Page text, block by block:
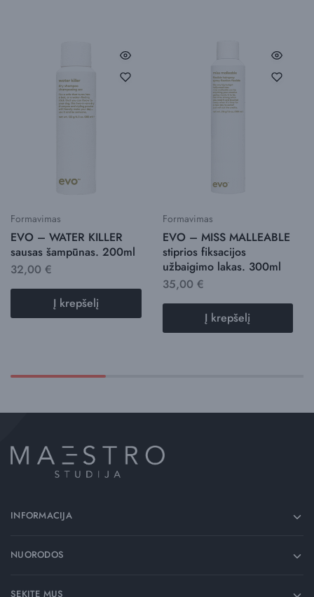
Formavimas
EVO – WATER KILLER
sausas šampūnas. 200ml
32,00 €
Į krepšelį
Formavimas
EVO – MISS MALLEABLE
stiprios fiksacijos
užbaigimo lakas. 300ml
35,00 €
Į krepšelį
INFORMACIJA
NUORODOS
SEKITE MUS